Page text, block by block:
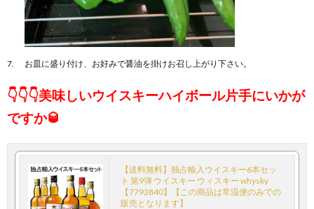
お皿に盛り付け、お好みで醤油を掛けお召し上がり下さい。
👇👇👇美味しいウイスキーハイボール片手にいかが
ですか🥃
【送料無料】独占輸入ウイスキー6本セッ
ト 第9弾 ウイスキー ウィスキー whysky
【7793840】【この商品は常温便のみでの
販売となります】